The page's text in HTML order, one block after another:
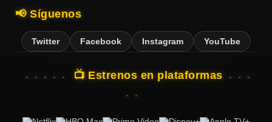
📢 Síguenos
Twitter Facebook Instagram YouTube
📺 Estrenos en plataformas